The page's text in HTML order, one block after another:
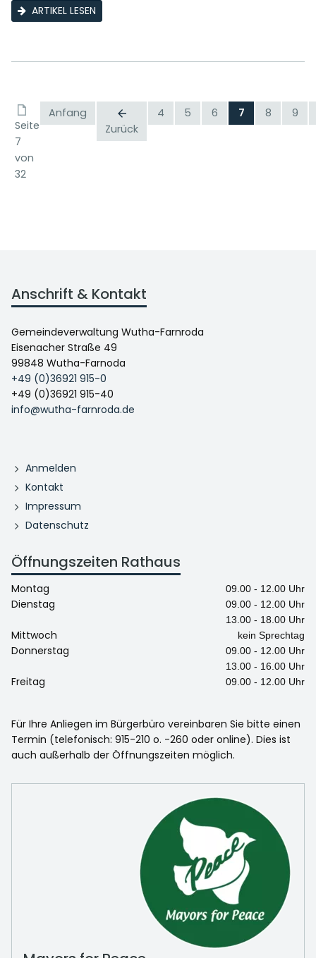
ARTIKEL LESEN
Seite
7
von
32
Anfang
Zurück
4 5 6 7 8 9
Anschrift & Kontakt
Gemeindeverwaltung Wutha-Farnroda
Eisenacher Straße 49
99848 Wutha-Farnoda
+49 (0)36921 915-0
+49 (0)36921 915-40
info@wutha-farnroda.de
Anmelden
Kontakt
Impressum
Datenschutz
Öffnungszeiten Rathaus
Montag 09.00 - 12.00 Uhr
Dienstag
09.00 - 12.00 Uhr
13.00 - 18.00 Uhr
Mittwoch kein Sprechtag
Donnerstag
09.00 - 12.00 Uhr
13.00 - 16.00 Uhr
Freitag 09.00 - 12.00 Uhr
Für Ihre Anliegen im Bürgerbüro vereinbaren Sie bitte einen
Termin (telefonisch: 915-210 o. -260 oder online). Dies ist
auch außerhalb der Öffnungszeiten möglich.